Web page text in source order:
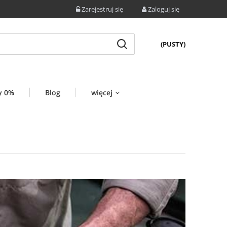
Zarejestruj się Zaloguj się
(PUSTY)
0% Blog więcej